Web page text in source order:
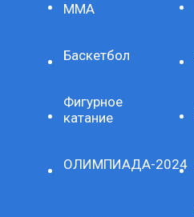
ММА
Баскетбол
Фигурное
катание
ОЛИМПИАДА-2024